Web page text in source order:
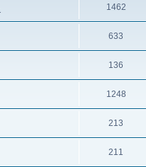
1462
633
136
1248
213
211